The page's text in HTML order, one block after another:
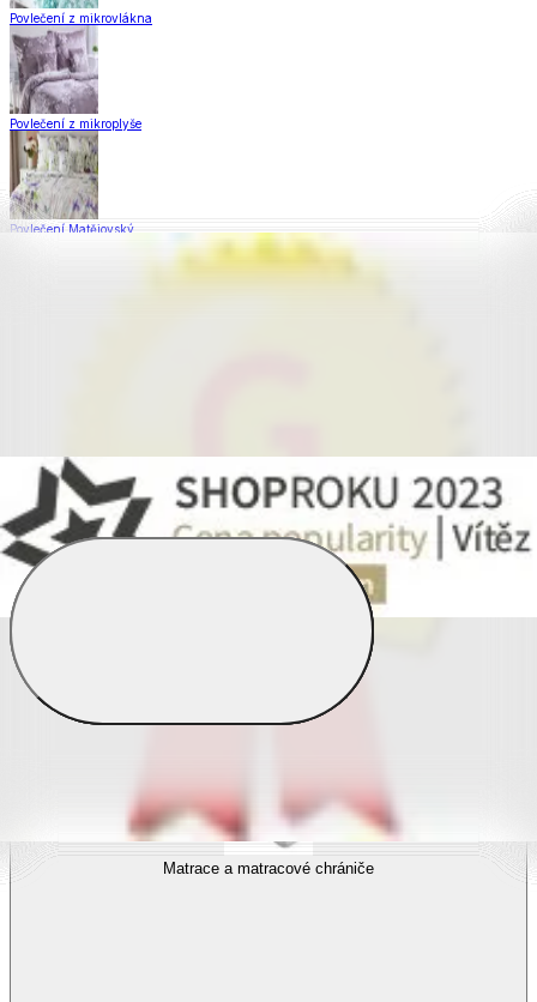
Povlečení z mikrovlákna
Povlečení z mikroplyše
Povlečení Matějovský
Povlečení s fototiskem
Výhodné sady
Matrace a matracové chrániče